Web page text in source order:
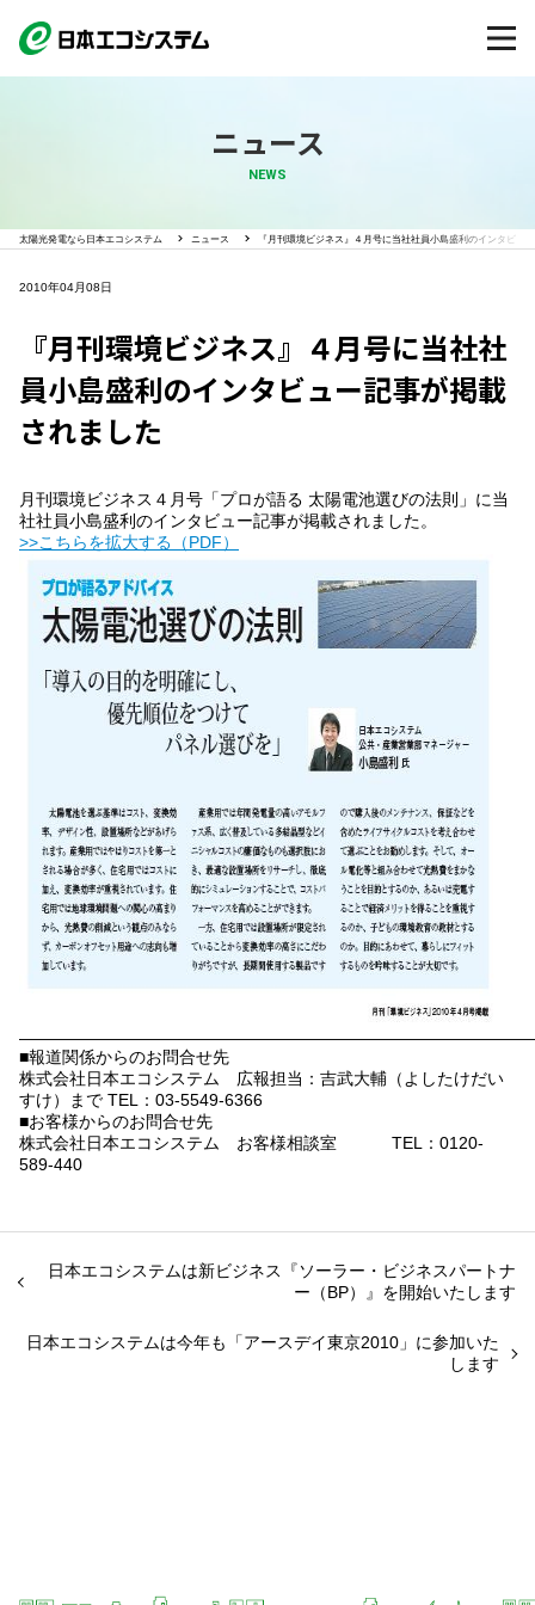
ニュース
NEWS
太陽光発電なら日本エコシステム ニュース 『月刊環境ビジネス』４月号に当社社員小島盛利のインタビュ
2010年04月08日
『月刊環境ビジネス』４月号に当社社
員小島盛利のインタビュー記事が掲載
されました
月刊環境ビジネス４月号「プロが語る 太陽電池選びの法則」に当
社社員小島盛利のインタビュー記事が掲載されました。
>>こちらを拡大する（PDF）
■報道関係からのお問合せ先
株式会社日本エコシステム 広報担当：吉武大輔（よしたけだい
すけ）まで TEL：03-5549-6366
■お客様からのお問合せ先
株式会社日本エコシステム お客様相談室 TEL：0120-
589-440
日本エコシステムは今年も「アースデイ東京2010」に参加いた
します
日本エコシステムは新ビジネス『ソーラー・ビジネスパートナ
ー（BP）』を開始いたします